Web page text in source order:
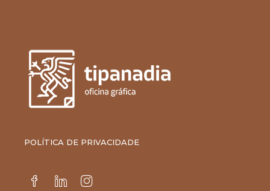
POLÍTICA DE PRIVACIDADE